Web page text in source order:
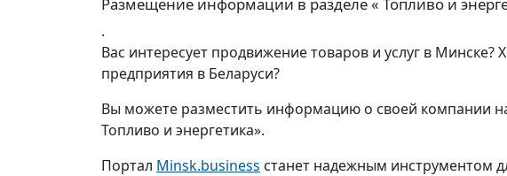
.
Вас интересует продвижение товаров и услуг в Минске?
предприятия в Беларуси?
Вы можете разместить информацию о своей компании
Топливо и энергетика».
Портал Minsk.business станет надежным инструментом